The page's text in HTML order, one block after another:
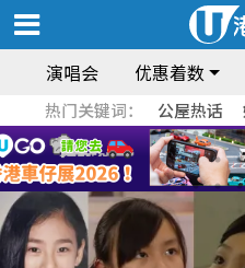
演唱会 优惠着数
热门关键词： 公屋热话